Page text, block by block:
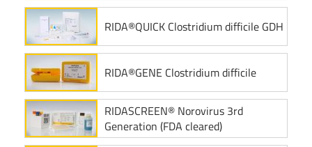
RIDA®QUICK Clostridium difficile GDH
RIDA®GENE Clostridium difficile
RIDASCREEN® Norovirus 3rd
Generation (FDA cleared)